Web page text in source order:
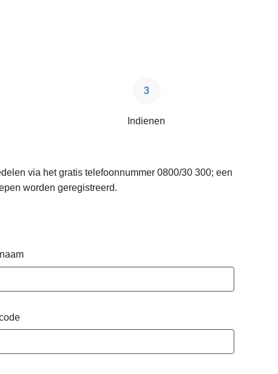
Indienen
via het gratis telefoonnummer 0800/30 300; een
worden geregistreerd.